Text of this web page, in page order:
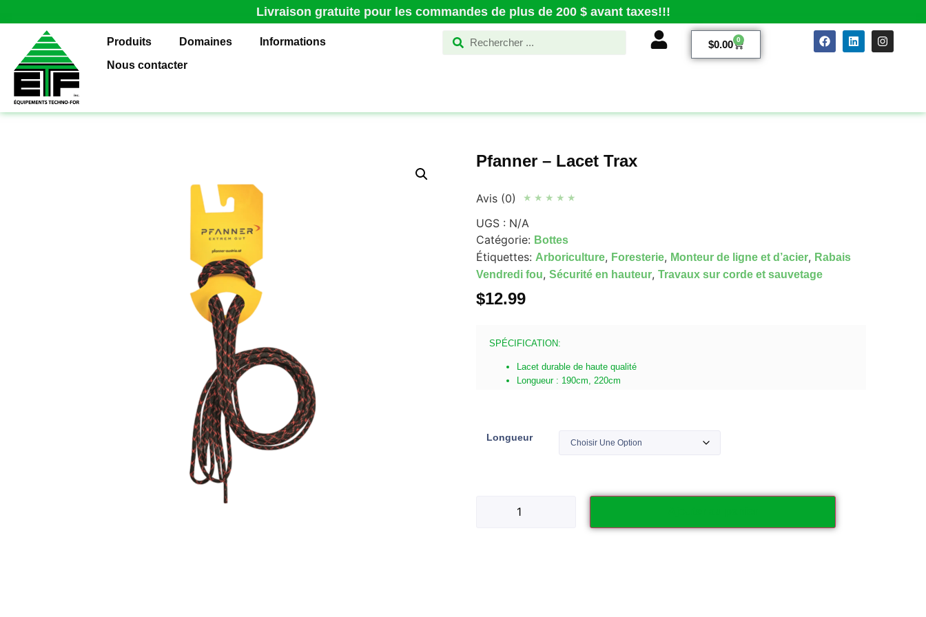
Livraison gratuite pour les commandes de plus de 200 $ avant taxes!!!
Produits Domaines
Informations
Nous contacter
$0.00 0
Pfanner – Lacet Trax
Avis (0) ★ ★ ★ ★ ★
UGS : N/A
Catégorie: Bottes
Étiquettes: Arboriculture, Foresterie, Monteur de ligne et d’acier, Rabais
Vendredi fou, Sécurité en hauteur, Travaux sur corde et sauvetage
$12.99
SPÉCIFICATION:
Lacet durable de haute qualité
Longueur : 190cm, 220cm
Longueur